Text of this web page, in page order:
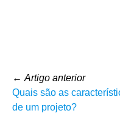
← Artigo anterior
Quais são as
de um projeto?